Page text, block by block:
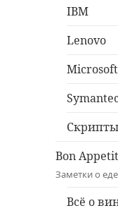
IBM
Lenovo
Microsoft
Скрипты
Bon Appetit
Заметки о
Всё о